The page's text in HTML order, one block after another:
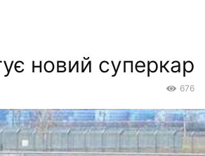
новий суперкар
676